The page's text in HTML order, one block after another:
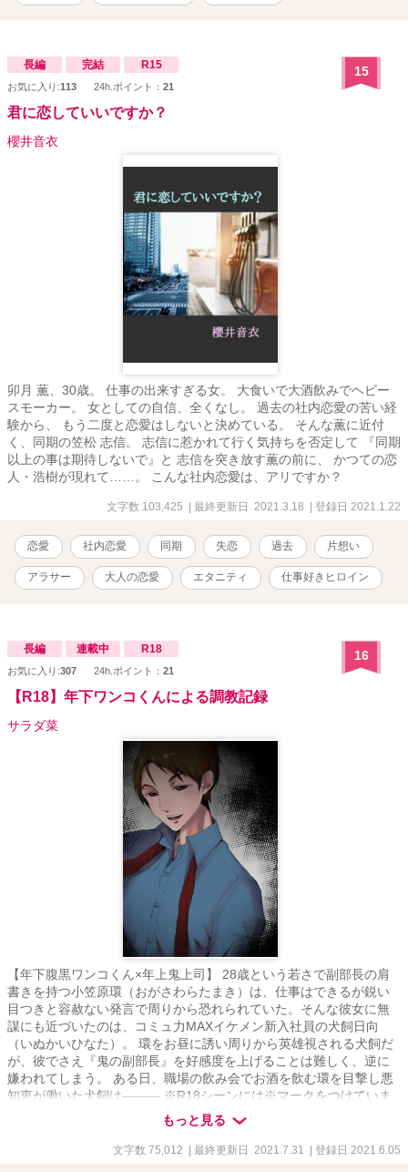
長編 完結 R15
お気に入り:113 24h.ポイント： 21
15
君に恋していいですか？
櫻井音衣
卯月 薫、30歳。 仕事の出来すぎる女。 大食いで大酒飲みでヘビー
スモーカー。 女としての自信、全くなし。 過去の社内恋愛の苦い経
験から、 もう二度と恋愛はしないと決めている。 そんな薫に近付
く、同期の笠松 志信。 志信に惹かれて行く気持ちを否定して 『同期
以上の事は期待しないで』と 志信を突き放す薫の前に、 かつての恋
人・浩樹が現れて……。 こんな社内恋愛は、アリですか？
文字数 103,425 | 最終更新日 2021.3.18 | 登録日 2021.1.22
恋愛 社内恋愛 同期 失恋 過去 片想い
アラサー 大人の恋愛 エタニティ 仕事好きヒロイン
長編 連載中 R18
お気に入り:307 24h.ポイント： 21
16
【R18】年下ワンコくんによる調教記録
サラダ菜
【年下腹黒ワンコくん×年上鬼上司】 28歳という若さで副部長の肩
書きを持つ小笠原環（おがさわらたまき）は、仕事はできるが鋭い
目つきと容赦ない発言で周りから恐れられていた。そんな彼女に無
謀にも近づいたのは、コミュ力MAXイケメン新入社員の犬飼日向
（いぬかいひなた）。 環をお昼に誘い周りから英雄視される犬飼だ
が、彼でさえ『鬼の副部長』を好感度を上げることは難しく、逆に
嫌われてしまう。 ある日、職場の飲み会でお酒を飲む環を目撃し悪
知恵が働いた犬飼は――― ※R18シーンには※マークをつけていま
す。前半エロエロ後半じれじれ。 ※最終的にはハッピーエンドです
が女の子が可哀想な場面も多々あるため、なんでもOKの方のみご覧
ください。 ※表紙は那由多ふ可思議様に描いていただきました。
もっと見る
文字数 75,012 | 最終更新日 2021.7.31 | 登録日 2021.6.05